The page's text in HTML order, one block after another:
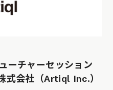
ーチャーセッション
式会社（Artiql Inc.）